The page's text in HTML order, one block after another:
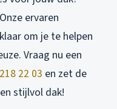
ervaren
om je te helpen
Vraag nu een
22 03 en zet de
stijlvol dak!